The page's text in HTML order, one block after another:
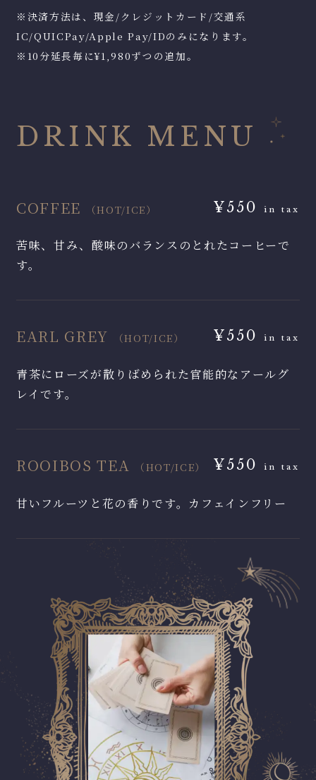
※決済方法は、現金/クレジットカード/交通系
IC/QUICPay/Apple Pay/IDのみになります。
※10分延長毎に¥1,980ずつの追加。
DRINK MENU
COFFEE （HOT/ICE） ¥550in tax
苦味、甘み、酸味のバランスのとれたコーヒーで
す。
EARL GREY （HOT/ICE） ¥550in tax
青茶にローズが散りばめられた官能的なアールグ
レイです。
ROOIBOS TEA （HOT/ICE） ¥550in tax
甘いフルーツと花の香りです。カフェインフリー